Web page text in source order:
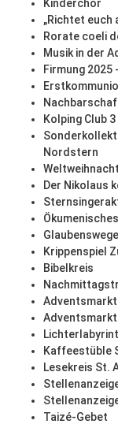
Kinderchor
„Richtet euch
Rorate coeli
Musik in der
Firmung
Kolping Club 3
Nordstern
Der Nikolaus
Glaubenswege
Krippenspiel
Bibelkreis
Adventsmarkt
Kaffeestüble
Lesekreis St.
Taizé-Gebet